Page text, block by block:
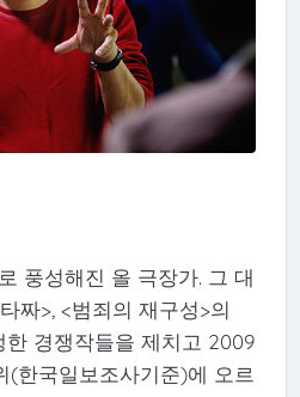
풍성해진 올 극장가. 그 대
짜>, <범죄의 재구성>의
한 경쟁작들을 제치고 2009
(한국일보조사기준)에 오르